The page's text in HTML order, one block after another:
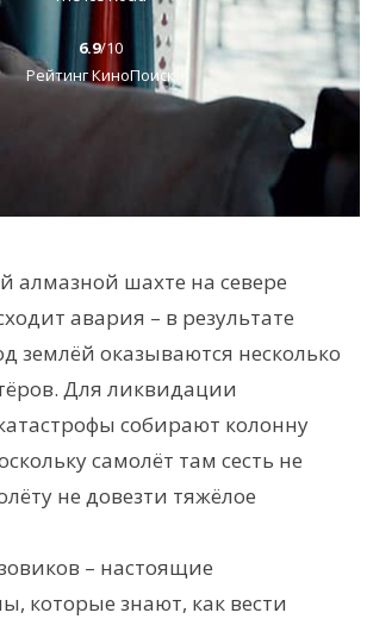
6.9/10
Рейтинг КиноПоиск
алмазной шахте на севере
авария – в результате
землёй оказываются несколько
Для ликвидации
собирают колонну
самолёт там сесть не
не довезти тяжёлое
– настоящие
которые знают, как вести